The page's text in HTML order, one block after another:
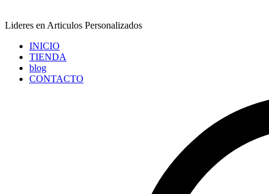
Lideres en Articulos Personalizados
INICIO
TIENDA
blog
CONTACTO